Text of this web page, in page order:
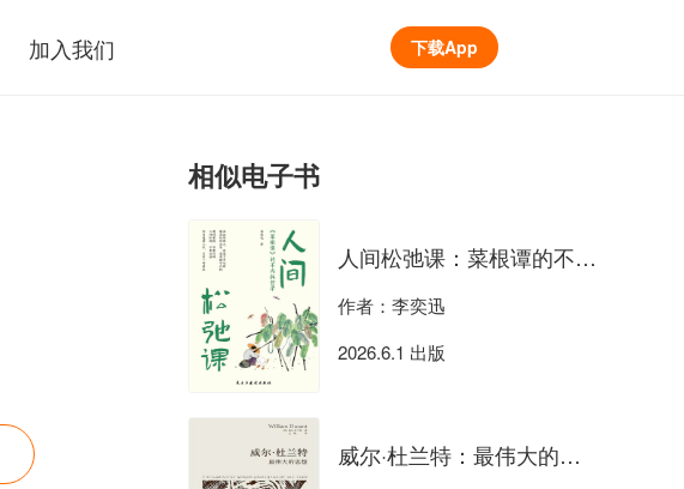
加入我们 下载App
相似电子书
人间松弛课：菜根谭的不内耗哲学
作者：李奕迅
2026.6.1 出版
威尔·杜兰特：最伟大的思想